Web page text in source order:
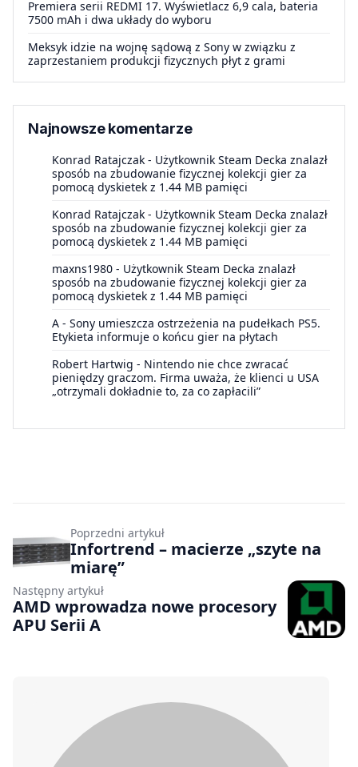
Premiera serii REDMI 17. Wyświetlacz 6,9 cala, bateria
7500 mAh i dwa układy do wyboru
Meksyk idzie na wojnę sądową z Sony w związku z
zaprzestaniem produkcji fizycznych płyt z grami
Najnowsze komentarze
Konrad Ratajczak - Użytkownik Steam Decka znalazł
sposób na zbudowanie fizycznej kolekcji gier za
pomocą dyskietek z 1.44 MB pamięci
Konrad Ratajczak - Użytkownik Steam Decka znalazł
sposób na zbudowanie fizycznej kolekcji gier za
pomocą dyskietek z 1.44 MB pamięci
maxns1980 - Użytkownik Steam Decka znalazł
sposób na zbudowanie fizycznej kolekcji gier za
pomocą dyskietek z 1.44 MB pamięci
A - Sony umieszcza ostrzeżenia na pudełkach PS5.
Etykieta informuje o końcu gier na płytach
Robert Hartwig - Nintendo nie chce zwracać
pieniędzy graczom. Firma uważa, że klienci u USA
„otrzymali dokładnie to, za co zapłacili”
Poprzedni artykuł
Infortrend – macierze „szyte na
miarę”
Następny artykuł
AMD wprowadza nowe procesory
APU Serii A